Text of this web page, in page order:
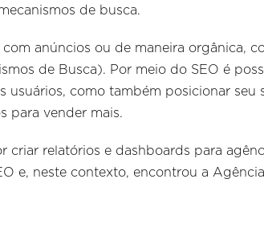
de busca.
anúncios ou de maneira orgânica,
de Busca). Por meio do SEO é
usuários, como também posicionar seu
para vender mais.
criar relatórios e dashboards para
e, neste contexto, encontrou a